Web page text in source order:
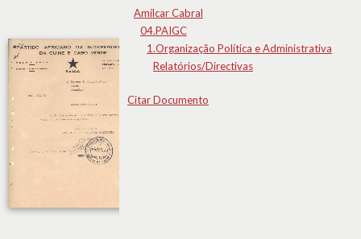
Amílcar Cabral
04.PAIGC
1.Organização Política e Administrativa
Relatórios/Directivas
Citar Documento